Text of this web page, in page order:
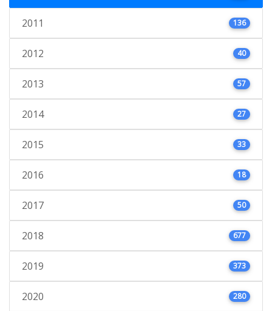
2011 136
2012 40
2013 57
2014 27
2015 33
2016 18
2017 50
2018 677
2019 373
2020 280